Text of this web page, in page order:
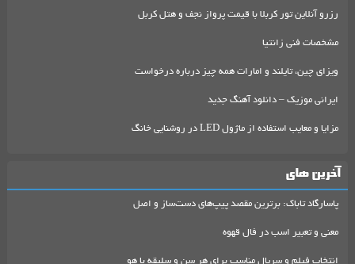
رزرو آنلاین تور کربلا با قیمت پرواز نجف و هتل کربل
مشخصات فنی زانتیا
ویزای چین، تایلند و امارات همه چیز درباره درخواست
ایرانی موزیک – دانلود آهنگ جدید
مزایا و معایب استفاده از ماژول LED در روشنایی خانگ
آخرین های
پاسارگاد تاباک: برترین مقصد پیپ‌های دست‌ساز و اصل
معنی و تعبیر اسب در فال قهوه
انتخاب فیلم و سریال مناسب برای هر سن و سلیقه با هو